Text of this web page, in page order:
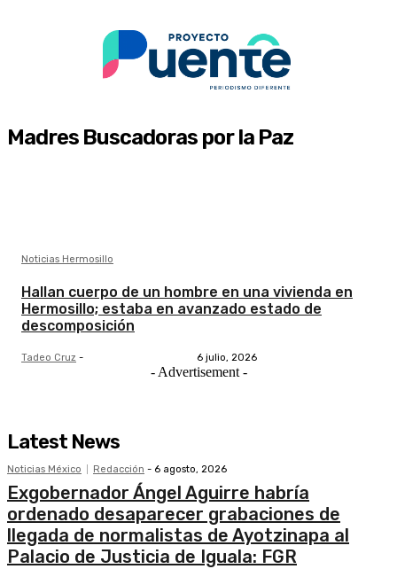
Madres Buscadoras por la Paz
Noticias Hermosillo
Hallan cuerpo de un hombre en una vivienda en
Hermosillo; estaba en avanzado estado de
descomposición
Tadeo Cruz - 6 julio, 2026
- Advertisement -
Latest News
Noticias México Redacción - 6 agosto, 2026
Exgobernador Ángel Aguirre habría
ordenado desaparecer grabaciones de
llegada de normalistas de Ayotzinapa al
Palacio de Justicia de Iguala: FGR